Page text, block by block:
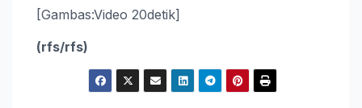
[Gambas:Video 20detik]
(rfs/rfs)